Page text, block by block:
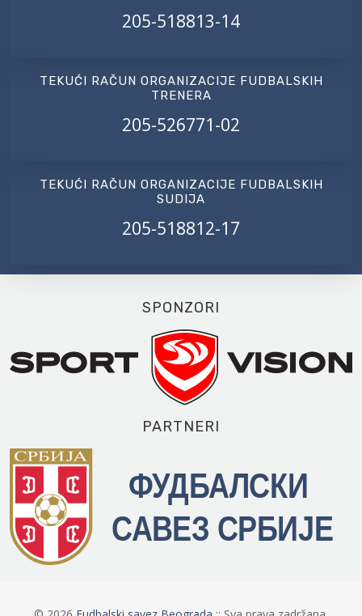
205-518813-14
TEKUĆI RAČUN ORGANIZACIJE FUDBALSKIH
TRENERA
205-526771-02
TEKUĆI RAČUN ORGANIZACIJE FUDBALSKIH
SUDIJA
205-518812-17
SPONZORI
PARTNERI